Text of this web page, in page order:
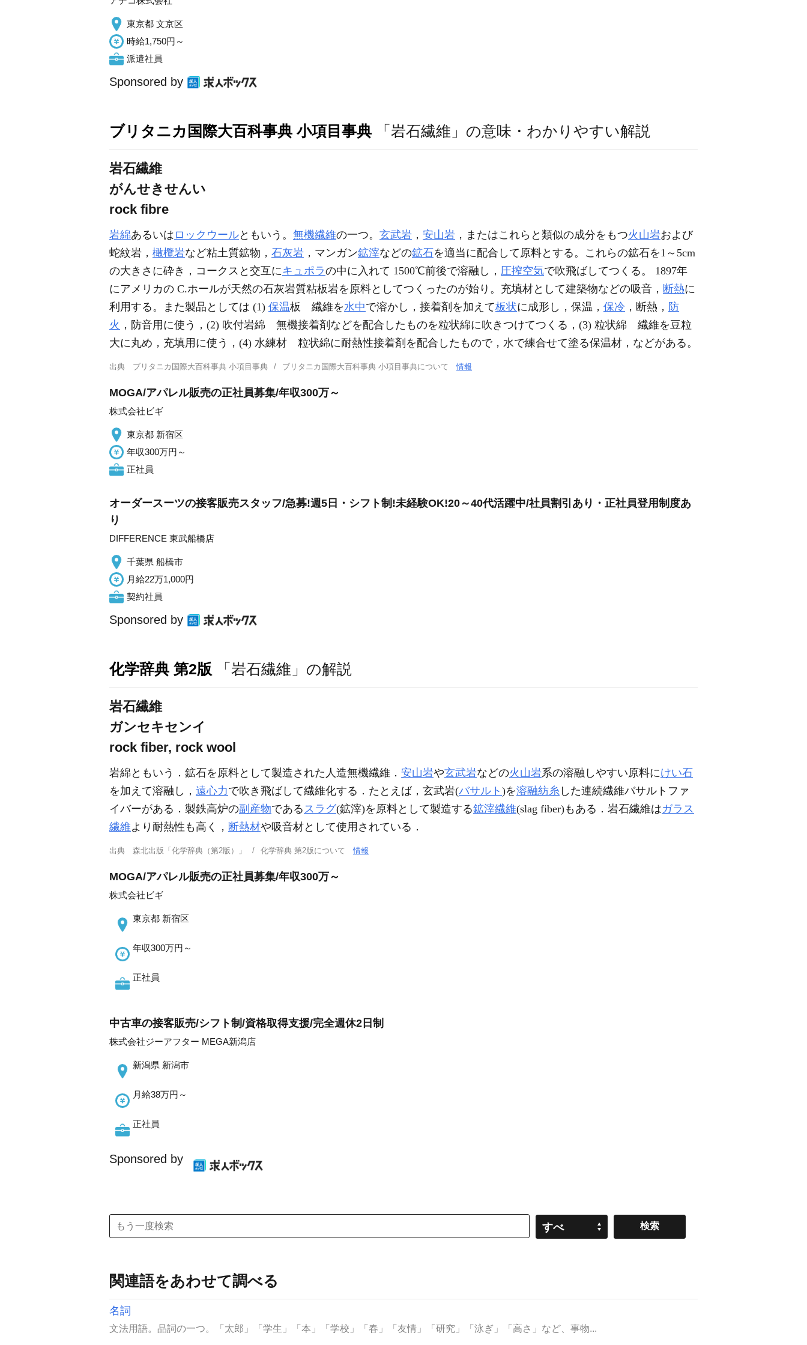
東京都 文京区
時給1,750円～
派遣社員
Sponsored by
ブリタニカ国際大百科事典 小項目事典 「岩石繊維」の意味・わかりやすい解説
岩石繊維
がんせきせんい
rock fibre
岩綿あるいは ロックウールともいう。 無機繊維の一つ。 玄武岩 ， 安山岩 ，またはこれらと類似の成分をもつ火山岩および
蛇紋岩， 橄欖岩など粘土質鉱物， 石灰岩 ，マンガン鉱滓などの鉱石を適当に配合して原料とする。これらの鉱石を1～5cm
の大きさに砕き，コークスと交互にキュポラの中に入れて 1500℃前後で溶融し， 圧搾空気で吹飛ばしてつくる。 1897年
にアメリカの C.ホールが天然の石灰岩質粘板岩を原料としてつくったのが始り。充填材として建築物などの吸音， 断熱に
利用する。また製品としては (1) 保温板 繊維を水中で溶かし，接着剤を加えて板状に成形し，保温， 保冷 ，断熱， 防
火 ，防音用に使う，(2) 吹付岩綿 無機接着剤などを配合したものを粒状綿に吹きつけてつくる，(3) 粒状綿 繊維を豆粒
大に丸め，充填用に使う，(4) 水練材 粒状綿に耐熱性接着剤を配合したもので，水で練合せて塗る保温材，などがある。
出典 ブリタニカ国際大百科事典 小項目事典 ブリタニカ国際大百科事典 小項目事典について情報
MOGA/アパレル販売の正社員募集/年収300万～
株式会社ビギ
東京都 新宿区
年収300万円～
正社員
オーダースーツの接客販売スタッフ/急募!週5日・シフト制!未経験OK!20～40代活躍中/社員割引あり・正社員登用制度あ
り
DIFFERENCE 東武船橋店
千葉県 船橋市
月給22万1,000円
契約社員
Sponsored by
化学辞典 第2版 「岩石繊維」の解説
岩石繊維
ガンセキセンイ
rock fiber, rock wool
岩綿ともいう．鉱石を原料として製造された人造無機繊維． 安山岩や玄武岩などの火山岩系の溶融しやすい原料にけい石
を加えて溶融し， 遠心力で吹き飛ばして繊維化する．たとえば，玄武岩(バサルト )を溶融紡糸 した連続繊維バサルトファ
イバーがある．製鉄高炉の副産物であるスラグ(鉱滓)を原料として製造する鉱滓繊維(slag fiber)もある．岩石繊維はガラス
繊維より耐熱性も高く， 断熱材や吸音材として使用されている．
出典 森北出版「化学辞典（第2版）」 化学辞典 第2版について情報
MOGA/アパレル販売の正社員募集/年収300万～
株式会社ビギ
東京都 新宿区
年収300万円～
正社員
中古車の接客販売/シフト制/資格取得支援/完全週休2日制
株式会社ジーアフター MEGA新潟店
新潟県 新潟市
月給38万円～
正社員
Sponsored by
すべ
関連語をあわせて調べる
名詞
文法用語。品詞の一つ。「太郎」「学生」「本」「学校」「春」「友情」「研究」「泳ぎ」「高さ」など、事物...